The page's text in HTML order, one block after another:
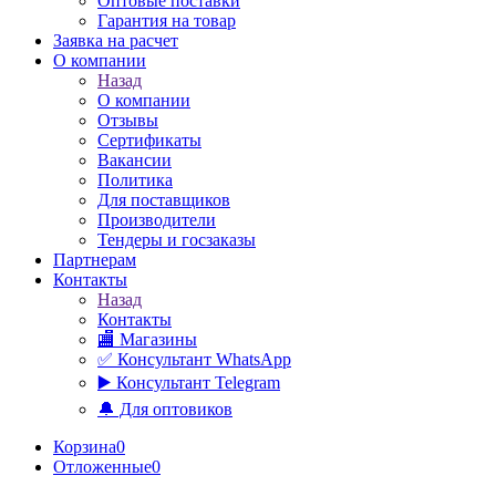
Гарантия на товар
Заявка на расчет
О компании
Назад
О компании
Отзывы
Сертификаты
Вакансии
Политика
Для поставщиков
Производители
Тендеры и госзаказы
Партнерам
Контакты
Назад
Контакты
🏬 Магазины
✅️ Консультант WhatsApp
▶️ Консультант Telegram
🔔 Для оптовиков
Корзина0
Отложенные0